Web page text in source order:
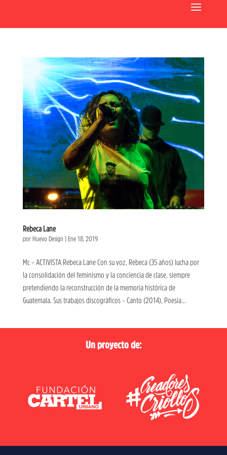
Rebeca Lane
por Huevo Design | Ene 18, 2019
Mc – ACTIVISTA Rebeca Lane Con su voz, Rebeca (35 años) lucha por
la consolidación del feminismo y la conciencia de clase, siempre
pretendiendo la reconstrucción de la memoria histórica de
Guatemala. Sus trabajos discográficos – Canto (2014), Poesía...
Un proyecto de: